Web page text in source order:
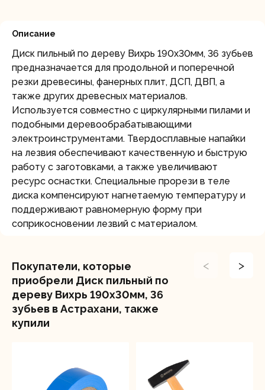
Описание
Диск пильный по дереву Вихрь 190х30мм, 36 зубьев
предназначается для продольной и поперечной
резки древесины, фанерных плит, ДСП, ДВП, а
также других древесных материалов.
Используется совместно с циркулярными пилами и
подобными деревообрабатывающими
электроинструментами. Твердосплавные напайки
на лезвия обеспечивают качественную и быструю
работу с заготовками, а также увеличивают
ресурс оснастки. Специальные прорези в теле
диска компенсируют нагнетаемую температуру и
поддерживают равномерную форму при
соприкосновении лезвий с материалом.
Покупатели, которые
приобрели Диск пильный по
дереву Вихрь 190х30мм, 36
зубьев в Астрахани, также
купили
< >